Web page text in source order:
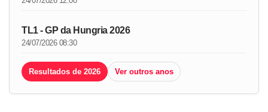
TL1 - GP da Hungria 2026
24/07/2026 08:30
Resultados de 2026 Ver outros anos